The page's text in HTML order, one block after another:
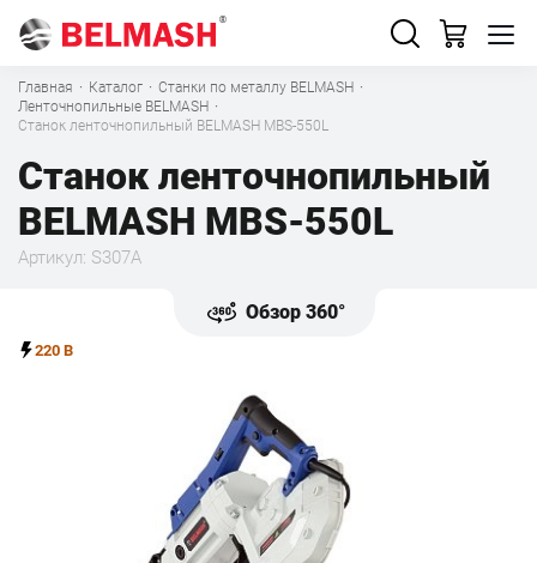
Главная · Каталог · Станки по металлу BELMASH ·
Ленточнопильные BELMASH ·
Станок ленточнопильный BELMASH MBS-550L
Станок ленточнопильный
BELMASH MBS-550L
Артикул: S307A
Обзор 360°
220 В